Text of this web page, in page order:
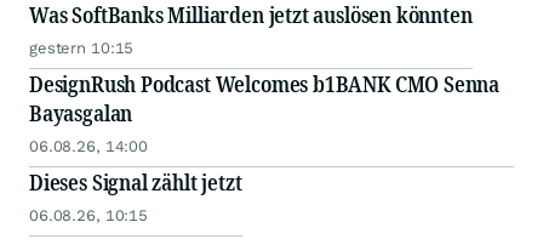
Was SoftBanks Milliarden jetzt auslösen könnten
gestern 10:15
DesignRush Podcast Welcomes b1BANK CMO Senna
Bayasgalan
06.08.26, 14:00
Dieses Signal zählt jetzt
06.08.26, 10:15